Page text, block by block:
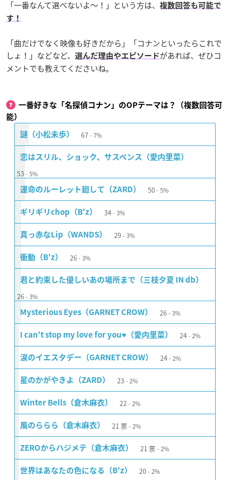
「一番なんて選べないよ〜！」という方は、
複数回答も可能で
す！
「曲だけでなく映像も好きだから」「コナンといったらこれで
しょ！」などなど、
選んだ理由やエピソードがあれば、ぜひコ
メントでも教えてくださいね。
一番好きな「名探偵コナン」のOPテーマは？（複数回答可
能）
謎（小松未歩） 67 7%
恋はスリル、ショック、サスペンス（愛内里菜）
53 5%
運命のルーレット廻して（ZARD） 50 5%
ギリギリchop（B'z） 34 3%
真っ赤なLip（WANDS） 29 3%
衝動（B'z） 26 3%
君と約束した優しいあの場所まで（三枝夕夏 IN db）
26 3%
Mysterious Eyes（GARNET CROW） 26 3%
I can't stop my love for you♥（愛内里菜） 24 2%
涙のイエスタデー（GARNET CROW） 24 2%
星のかがやきよ（ZARD） 23 2%
Winter Bells（倉木麻衣） 22 2%
風のららら（倉木麻衣） 21 票 2%
ZEROからハジメテ（倉木麻衣） 21 票 2%
世界はあなたの色になる（B'z） 20 2%